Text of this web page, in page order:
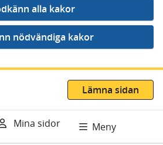
Lämna sidan
Mina sidor Meny